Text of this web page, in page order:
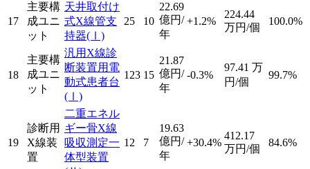
17
主要構
成ユニ
ット
天井取付け
式X線管支
持器(Ⅰ)
25 10
22.69
億円/
年
+1.2%
224.44
万円/個
100.0%
18
主要構
成ユニ
ット
汎用X線診
断装置用電
動式患者台
(Ⅰ)
123 15
21.87
億円/
年
-0.3%
97.41 万
円/個
99.7%
19
診断用
X線装
置
二重エネル
ギー骨X線
吸収測定一
体型装置
12 7
19.63
億円/
年
+30.4%
412.17
万円/個
84.6%